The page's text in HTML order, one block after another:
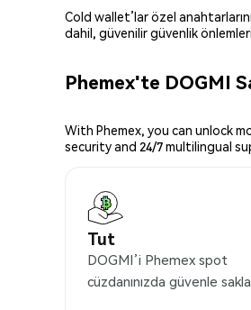
Cold wallet’lar özel
dahil, güvenilir güvenlik
Phemex'te DOGMI
With Phemex, you can unlock
security and 24/7 multilingual
Tut
DOGMI’i Phemex spot
cüzdanınızda güvenle